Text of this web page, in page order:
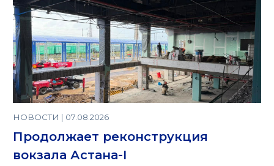
НОВОСТИ | 07.08.2026
Продолжает реконструкция
вокзала Астана-I